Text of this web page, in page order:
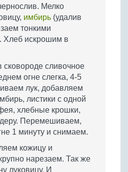
Мелко
имбирь (удалив
тонкими
Хлеб искрошим в
сковороде сливочное
огне слегка, 4-5
лук, добавляем
листики с одной
хлебные крошки,
Перемешиваем,
1 минуту и снимаем.
кожицу и
нарезаем. Так же
луковицу. И